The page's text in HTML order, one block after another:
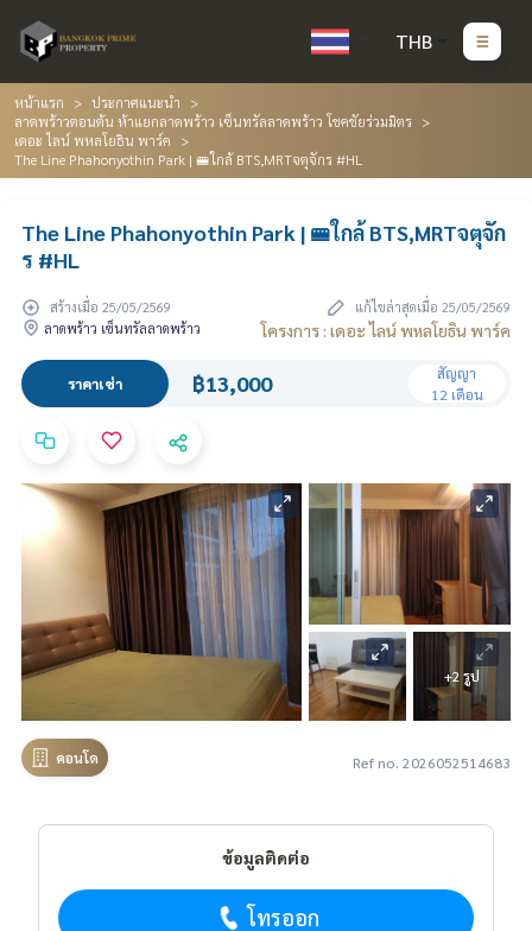
THB
หน้าแรก
ประกาศแนะนำ
ลาดพร้าวตอนต้น ห้าแยกลาดพร้าว เซ็นทรัลลาดพร้าว โชคชัยร่วมมิตร
เดอะ ไลน์ พหลโยธิน พาร์ค
The Line Phahonyothin Park | 🚝ใกล้ BTS,MRTจตุจักร #HL
The Line Phahonyothin Park | 🚝ใกล้ BTS,MRTจตุจัก
ร #HL
สร้างเมื่อ 25/05/2569
แก้ไขล่าสุดเมื่อ 25/05/2569
ลาดพร้าว เซ็นทรัลลาดพร้าว
โครงการ : เดอะ ไลน์ พหลโยธิน พาร์ค
ราคาเช่า ฿13,000
สัญญา
12 เดือน
+2 รูป
คอนโด Ref no. 2026052514683
ข้อมูลติดต่อ
โทรออก